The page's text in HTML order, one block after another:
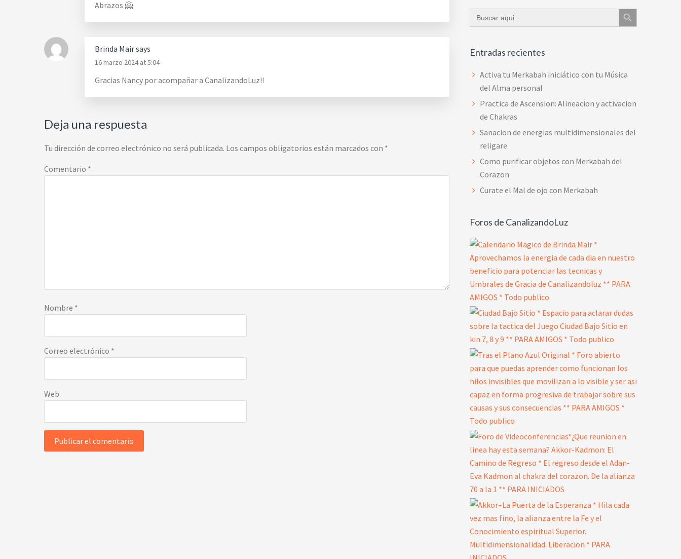
Abrazos 🤗
Brinda Mairsays
16 marzo 2024 at 5:04
Gracias Nancy por acompañar a CanalizandoLuz!!
Deja una respuesta
Tu dirección de correo electrónico no será publicada. Los campos obligatorios están marcados con *
Comentario *
Nombre *
Correo electrónico *
Web
Buscar: Botón de búsqueda
Entradas recientes
Activa tu Merkabah iniciático con tu Música
del Alma personal
Practica de Ascension: Alineacion y activacion
de Chakras
Sanacion de energias multidimensionales del
religare
Como purificar objetos con Merkabah del
Corazon
Curate el Mal de ojo con Merkabah
Foros de CanalizandoLuz